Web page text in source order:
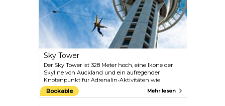
Sky Tower
Der Sky Tower ist 328 Meter hoch, eine Ikone der
Skyline von Auckland und ein aufregender
Knotenpunkt für Adrenalin-Aktivitäten wie
SkyJump oder ein Ort, an dem man hervorragend
essen und einen atemberaubenden 360-Grad-Blick
Bookable Mehr lesen